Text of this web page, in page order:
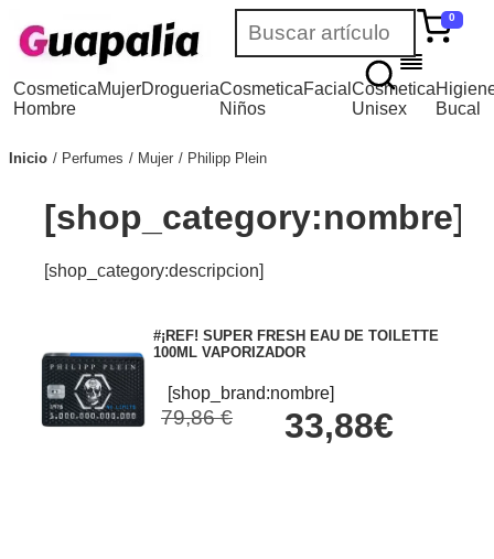
0
Cosmetica
Hombre
MujerDrogueriaCosmetica
Niños
FacialCosmetica
Unisex
Bucal
Inicio Perfumes Mujer Philipp Plein
[shop_category:nombre]
[shop_category:descripcion]
#¡REF! SUPER FRESH EAU DE TOILETTE
100ML VAPORIZADOR
[shop_brand:nombre]
79,86 € 33,88€